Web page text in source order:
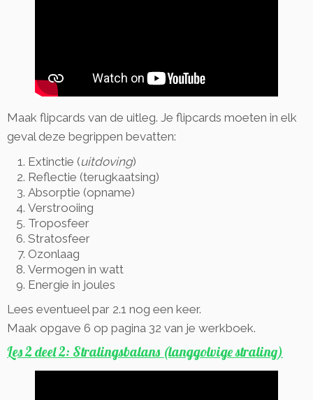
Maak flipcards van de uitleg. Je flipcards moeten in elk
geval deze begrippen bevatten:
Extinctie (uitdoving)
Reflectie (terugkaatsing)
Absorptie (opname)
Verstrooiing
Troposfeer
Stratosfeer
Ozonlaag
Vermogen in watt
Energie in joules
Lees eventueel par 2.1 nog een keer.
Maak opgave 6 op pagina 32 van je werkboek.
Les 2 deel 2: Stralingsbalans (langgolvige straling)